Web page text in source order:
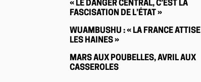
« LE DANGER CENTRAL, C’EST LA
FASCISATION DE L’ÉTAT »
WUAMBUSHU : « LA FRANCE ATTISE
LES HAINES »
MARS AUX POUBELLES, AVRIL AUX
CASSEROLES